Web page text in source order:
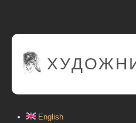
English